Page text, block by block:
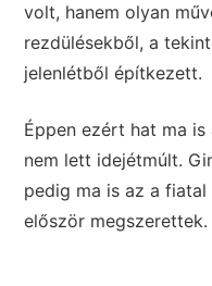
volt, hanem olyan
rezdülésekből, a
jelenlétből építkezett.
Éppen ezért hat ma
nem lett idejétmúlt.
pedig ma is az a
először megszerettek.